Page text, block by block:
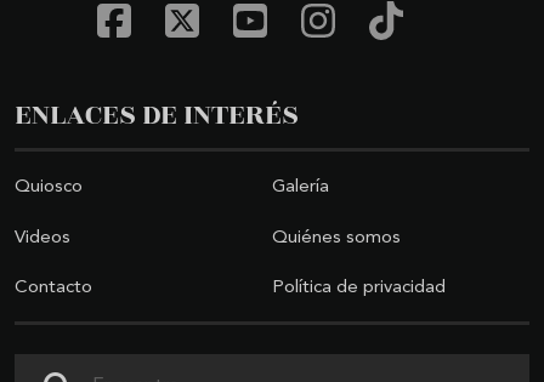
ENLACES DE INTERÉS
Quiosco Galería
Videos Quiénes somos
Contacto Política de privacidad